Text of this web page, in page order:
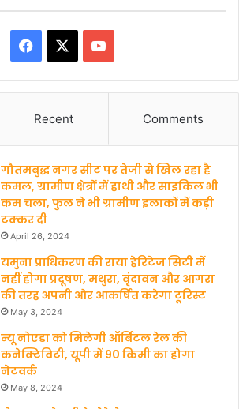
Facebook YouTube
Recent Comments
गौतमबुद्ध नगर सीट पर तेजी से खिल रहा है
कमल, ग्रामीण क्षेत्रों में हाथी और साइकिल भी
कम चला, फुल ने भी ग्रामीण इलाकों में कड़ी
टक्कर दी
April 26, 2024
यमुना प्राधिकरण की राया हेरिटेज सिटी में
नहीं होगा प्रदूषण, मथुरा, वृंदावन और आगरा
की तरह अपनी ओर आकर्षित करेगा टूरिस्ट
May 3, 2024
न्यू नोएडा को मिलेगी ऑर्बिटल रेल की
कनेक्टिविटी, यूपी में 90 किमी का होगा
नेटवर्क
May 8, 2024